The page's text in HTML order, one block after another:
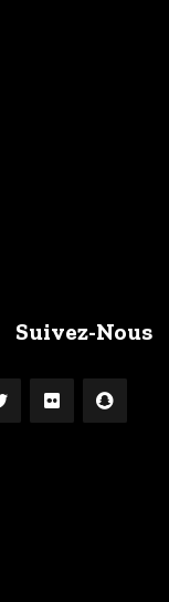
Suivez-Nous